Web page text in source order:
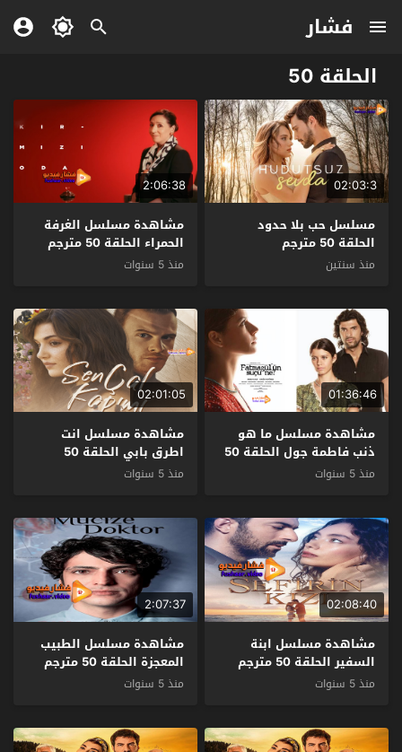
فشار
الحلقة 50
02:03:3
مسلسل حب بلا حدود
الحلقة 50 مترجم
منذ سنتين
2:06:38
مشاهدة مسلسل الغرفة
الحمراء الحلقة 50 مترجم
منذ 5 سنوات
01:36:46
مشاهدة مسلسل ما هو
ذنب فاطمة جول الحلقة 50
مترجم
منذ 5 سنوات
02:01:05
مشاهدة مسلسل انت
اطرق بابي الحلقة 50
مترجم
منذ 5 سنوات
02:08:40
مشاهدة مسلسل ابنة
السفير الحلقة 50 مترجم
منذ 5 سنوات
2:07:37
مشاهدة مسلسل الطبيب
المعجزة الحلقة 50 مترجم
منذ 5 سنوات